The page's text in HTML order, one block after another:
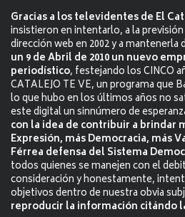
Gracias a los televidentes de El
insistieron en intentarlo, a la
dirección web en 2002 y a mantenerla
un 9 de Abril de 2010 un nuevo
periodístico, festejando los CINCO
CATALEJO TE VE, un programa que
lo que hubo en los últimos años no
este digital un sinnúmero de
con la idea de contribuir a brindar
Expresión, más Democracia, más
Férrea defensa del Sistema
todos quienes se manejen con el
consideración y honestamente,
objetivos dentro de nuestra obvia
reproducir la información citándo